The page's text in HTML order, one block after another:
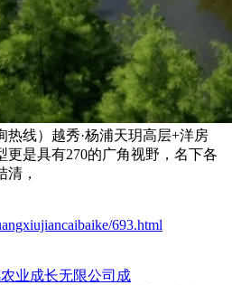
热线）越秀·杨浦天玥高层+洋房
更是具有270的广角视野，名下各
，
693.html
业成长无限公司成